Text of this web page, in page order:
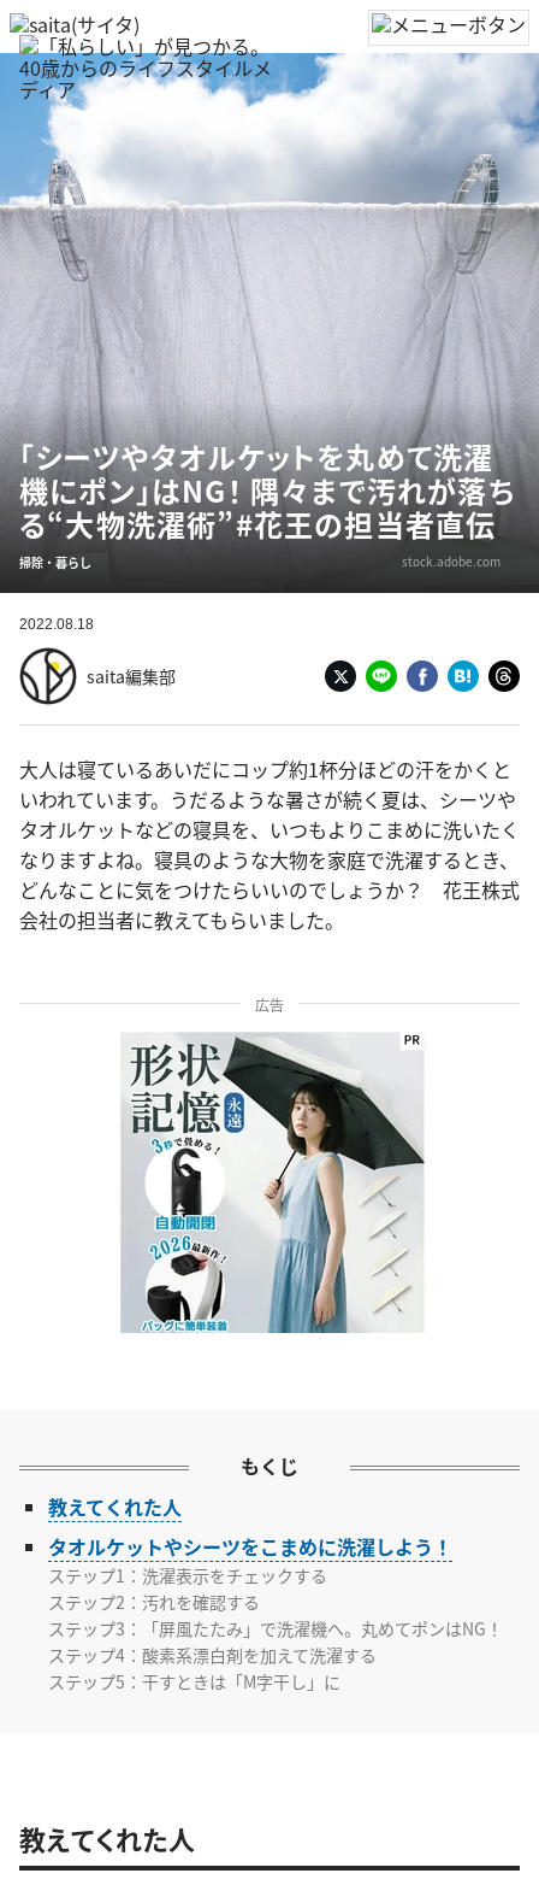
「シーツやタオルケットを丸めて洗濯
機にポン」はNG！ 隅々まで汚れが落ち
る“大物洗濯術”#花王の担当者直伝
掃除・暮らし stock.adobe.com
2022.08.18
saita編集部
大人は寝ているあいだにコップ約1杯分ほどの汗をかくと
いわれています。うだるような暑さが続く夏は、シーツや
タオルケットなどの寝具を、いつもよりこまめに洗いたく
なりますよね。寝具のような大物を家庭で洗濯するとき、
どんなことに気をつけたらいいのでしょうか？ 花王株式
会社の担当者に教えてもらいました。
広告
もくじ
教えてくれた人
タオルケットやシーツをこまめに洗濯しよう！
ステップ1：洗濯表示をチェックする
ステップ2：汚れを確認する
ステップ3：「屏風たたみ」で洗濯機へ。丸めてポンはNG！
ステップ4：酸素系漂白剤を加えて洗濯する
ステップ5：干すときは「M字干し」に
教えてくれた人